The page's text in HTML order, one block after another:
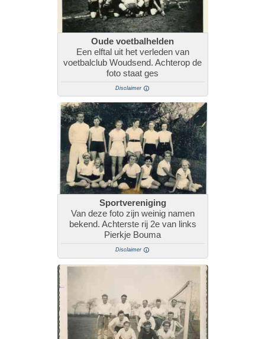
Oude voetbalhelden
Een elftal uit het verleden van
voetbalclub Woudsend. Achterop de
foto staat ges
Disclaimer
Sportvereniging
Van deze foto zijn weinig namen
bekend. Achterste rij 2e van links
Pierkje Bouma
Disclaimer